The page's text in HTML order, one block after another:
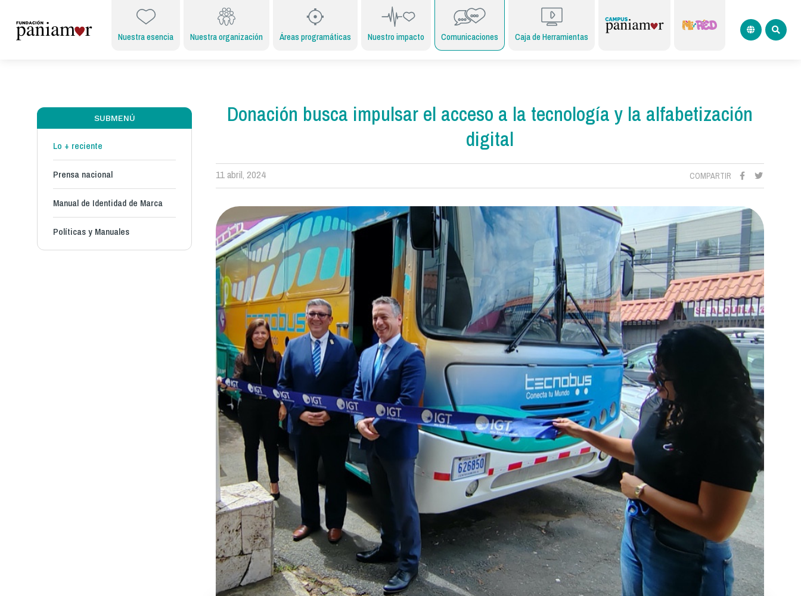
Nuestra esencia Nuestra organización Áreas programáticas Nuestro impacto Comunicaciones Caja de Herramientas
SUBMENÚ
Lo + reciente
Prensa nacional
Manual de Identidad de Marca
Políticas y Manuales
Donación busca impulsar el acceso a la tecnología y la alfabetización
digital
11 abril, 2024 COMPARTIR